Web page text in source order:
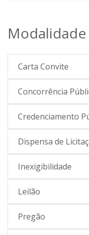
Modalidade
Carta Convite
Concorrência
Credenciamento
Dispensa de
Inexigibilidade
Leilão
Pregão